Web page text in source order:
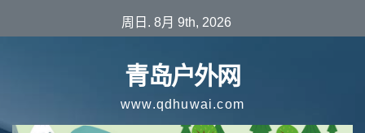
至
周日. 8月 9th, 2026
青岛户外网
www.qdhuwai.com